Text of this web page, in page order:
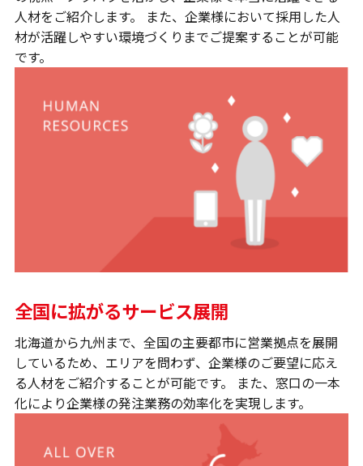
人材をご紹介します。 また、企業様において採用した人
材が活躍しやすい環境づくりまでご提案することが可能
です。
全国に拡がるサービス展開
北海道から九州まで、全国の主要都市に営業拠点を展開
しているため、エリアを問わず、企業様のご要望に応え
る人材をご紹介することが可能です。 また、窓口の一本
化により企業様の発注業務の効率化を実現します。